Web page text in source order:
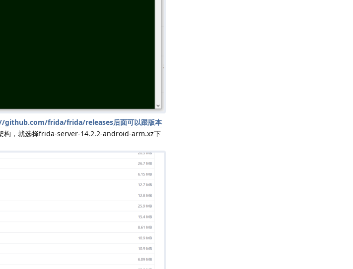
github.com/frida/frida/releases后面可以跟版本
构，就选择frida-server-14.2.2-android-arm.xz下